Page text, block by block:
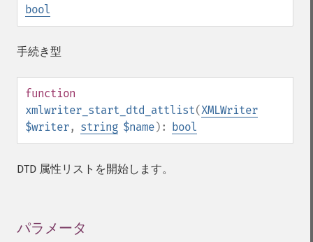
bool
手続き型
function
xmlwriter_start_dtd_attlist(XMLWriter
$writer, string $name): bool
DTD 属性リストを開始します。
パラメータ